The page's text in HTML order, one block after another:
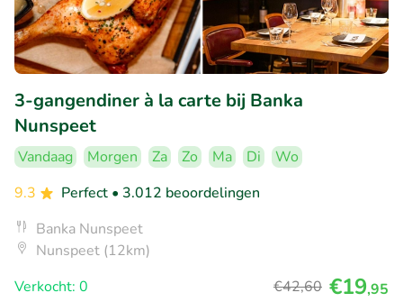
3-gangendiner à la carte bij Banka
Nunspeet
Vandaag Morgen Za Zo Ma Di
Wo
9.3
Perfect • 3.012 beoordelingen
Banka Nunspeet
Nunspeet (12km)
Verkocht: 0
€42,60 €19,95